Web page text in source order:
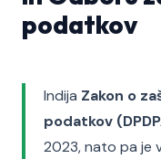
podatkov
Indija Zakon o
podatkov
2023, nato pa je